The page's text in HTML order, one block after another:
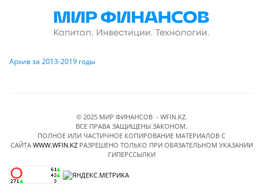
Архив за 2013-2019 годы
© 2025 МИР ФИНАНСОВ - WFIN.KZ.
ВСЕ ПРАВА ЗАЩИЩЕНЫ ЗАКОНОМ.
ПОЛНОЕ ИЛИ ЧАСТИЧНОЕ КОПИРОВАНИЕ МАТЕРИАЛОВ C
САЙТА WWW.WFIN.KZРАЗРЕШЕНО ТОЛЬКО ПРИ ОБЯЗАТЕЛЬНОМ УКАЗАНИИ
ГИПЕРССЫЛКИ